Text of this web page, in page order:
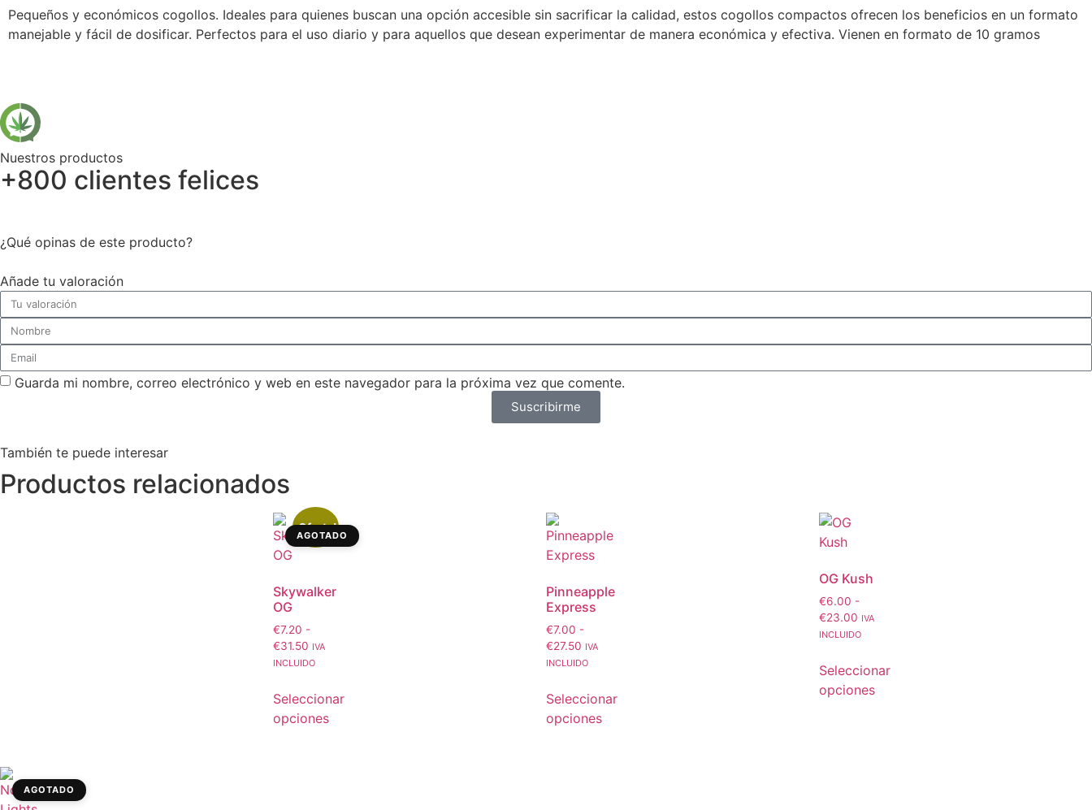
Pequeños y económicos cogollos. Ideales para quienes buscan una opción accesible sin sacrificar la calidad, estos cogollos compactos ofrecen los beneficios en un formato
manejable y fácil de dosificar. Perfectos para el uso diario y para aquellos que desean experimentar de manera económica y efectiva. Vienen en formato de 10 gramos
Nuestros productos
+800 clientes felices
¿Qué opinas de este producto?
Añade tu valoración
Guarda mi nombre, correo electrónico y web en este navegador para la próxima vez que comente.
Suscribirme
También te puede interesar
Productos relacionados
¡Oferta!
AGOTADO
Skywalker
OG
€7.20 -
€31.50 IVA
INCLUIDO
Seleccionar
opciones
Pinneapple
Express
€7.00 -
€27.50 IVA
INCLUIDO
Seleccionar
opciones
OG Kush
€6.00 -
€23.00 IVA
INCLUIDO
Seleccionar
opciones
AGOTADO